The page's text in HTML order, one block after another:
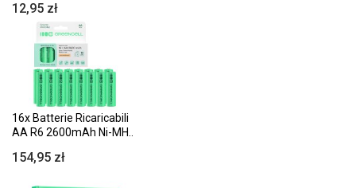
12,95 zł
16x Batterie Ricaricabili
AA R6 2600mAh Ni-MH..
154,95 zł